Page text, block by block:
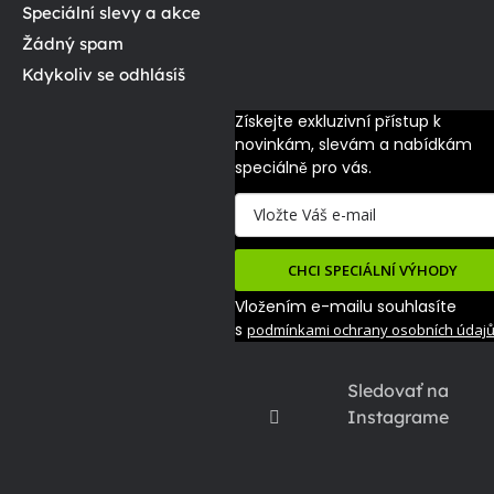
Sledovať na
Instagrame
Speciální slevy a akce
Žádný spam
Kdykoliv se odhlásíš
Získejte exkluzivní přístup k
novinkám, slevám a nabídkám
speciálně pro vás.
CHCI SPECIÁLNÍ VÝHODY
Vložením e-mailu souhlasíte
s podmínkami ochrany osobních údajů